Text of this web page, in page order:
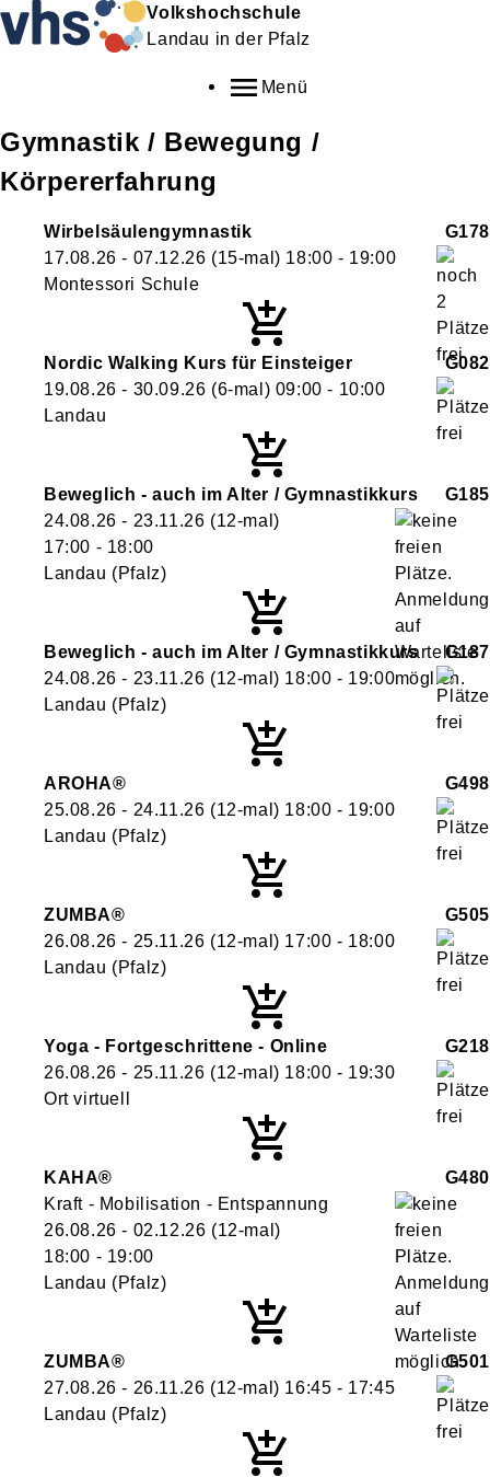
Volkshochschule
Landau in der Pfalz
Menü
Gymnastik / Bewegung /
Körpererfahrung
Wirbelsäulengymnastik
G178
17.08.26 - 07.12.26 (15-mal) 18:00 - 19:00
Montessori Schule
Nordic Walking Kurs für Einsteiger
G082
19.08.26 - 30.09.26 (6-mal) 09:00 - 10:00
Landau
Beweglich - auch im Alter / Gymnastikkurs
G185
24.08.26 - 23.11.26 (12-mal)
17:00 - 18:00
Landau (Pfalz)
Beweglich - auch im Alter / Gymnastikkurs
G187
24.08.26 - 23.11.26 (12-mal) 18:00 - 19:00
Landau (Pfalz)
AROHA®
G498
25.08.26 - 24.11.26 (12-mal) 18:00 - 19:00
Landau (Pfalz)
ZUMBA®
G505
26.08.26 - 25.11.26 (12-mal) 17:00 - 18:00
Landau (Pfalz)
Yoga - Fortgeschrittene - Online
G218
26.08.26 - 25.11.26 (12-mal) 18:00 - 19:30
Ort virtuell
KAHA®
G480
Kraft - Mobilisation - Entspannung
26.08.26 - 02.12.26 (12-mal)
18:00 - 19:00
Landau (Pfalz)
ZUMBA®
G501
27.08.26 - 26.11.26 (12-mal) 16:45 - 17:45
Landau (Pfalz)